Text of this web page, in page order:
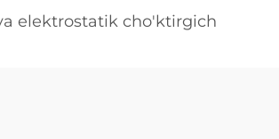
elektrostatik cho'ktirgich